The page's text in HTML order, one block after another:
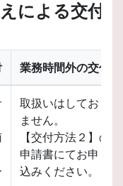
による交付
業務時間外の交付
取扱いはしており
ません。
【交付方法２】の
申請書にてお申し
込みください。